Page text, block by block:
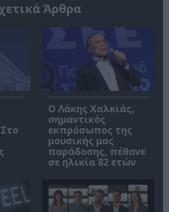
Άρθρα
Ο Λάκης Χαλκιάς,
σημαντικός
εκπρόσωπος της
μουσικής μας
παράδοσης, πέθανε
σε ηλικία 82 ετών